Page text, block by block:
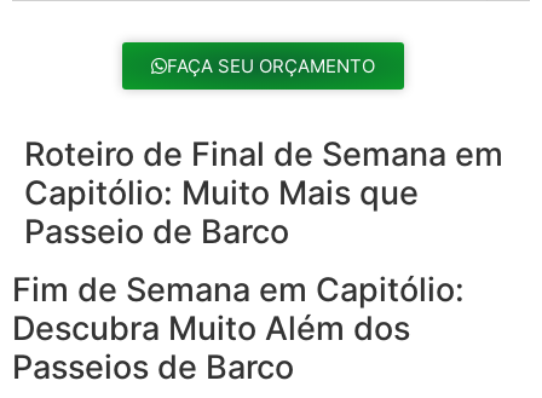
FAÇA SEU ORÇAMENTO
Roteiro de Final de Semana em
Capitólio: Muito Mais que
Passeio de Barco
Fim de Semana em Capitólio:
Descubra Muito Além dos
Passeios de Barco